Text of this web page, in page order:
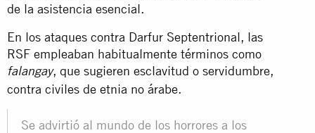
de la asistencia esencial.
En los ataques contra Darfur Septentrional, las
RSF empleaban habitualmente términos como
falangay, que sugieren esclavitud o servidumbre,
contra civiles de etnia no árabe.
Se advirtió al mundo de los horrores a los